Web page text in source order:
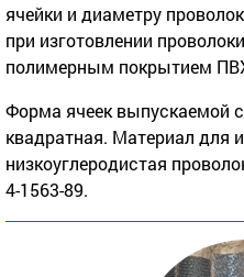
ячейки и диаметру
при изготовлении
полимерным покрытием
Форма ячеек выпускаемой
квадратная. Материал для
низкоуглеродистая
4-1563-89.